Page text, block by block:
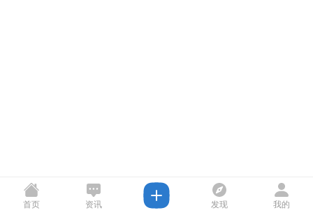
首页 资讯 发现 我的